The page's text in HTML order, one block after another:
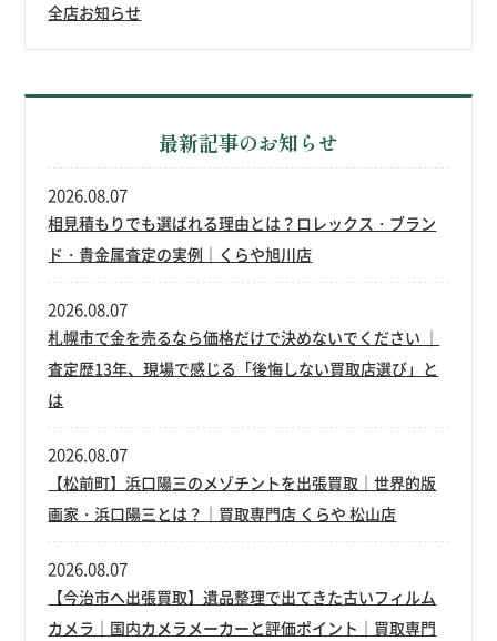
全店お知らせ
最新記事のお知らせ
相見積もりでも選ばれる理由とは？ロレックス・ブラン
ド・貴金属査定の実例｜くらや旭川店
2026.08.07
札幌市で金を売るなら価格だけで決めないでください ｜
査定歴13年、現場で感じる「後悔しない買取店選び」と
は
2026.08.07
【松前町】浜口陽三のメゾチントを出張買取｜世界的版
画家・浜口陽三とは？｜買取専門店 くらや 松山店
2026.08.07
【今治市へ出張買取】遺品整理で出てきた古いフィルム
カメラ｜国内カメラメーカーと評価ポイント｜買取専門
2026.08.07